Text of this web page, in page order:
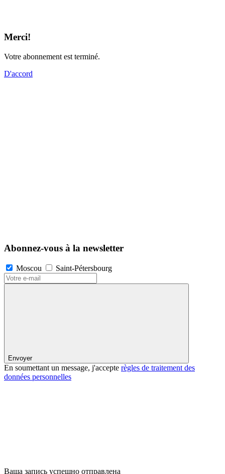
Merci!
Votre abonnement est terminé.
D'accord
Abonnez-vous à la newsletter
Moscou Saint-Pétersbourg
Envoyer
En soumettant un message, j'accepte règles de traitement des
données personnelles
Ваша запись успешно отправлена